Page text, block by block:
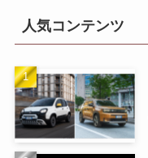
人気コンテンツ